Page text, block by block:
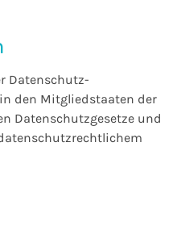
Datenschutz-
den Mitgliedstaaten der
Datenschutzgesetze und